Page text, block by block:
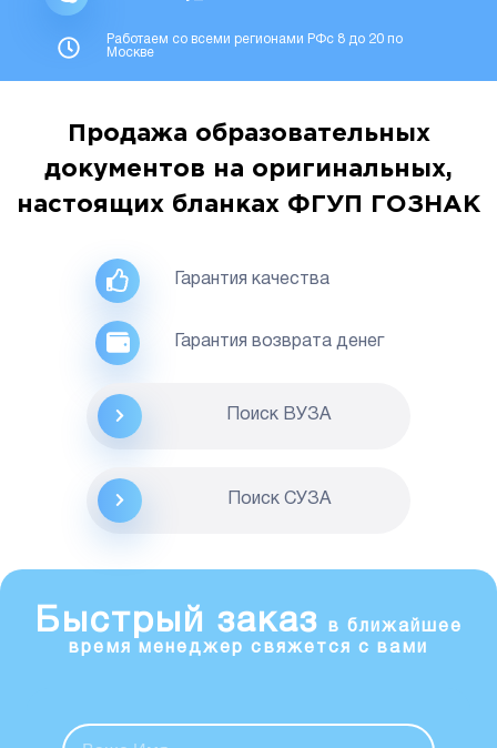
Работаем со всеми регионами РФс 8 до 20 по
Москве
Продажа образовательных
документов на оригинальных,
настоящих бланках ФГУП ГОЗНАК
Гарантия качества
Гарантия возврата денег
Поиск ВУЗА
Поиск CУЗА
Быстрый заказ
в ближайшее
время менеджер свяжется с вами